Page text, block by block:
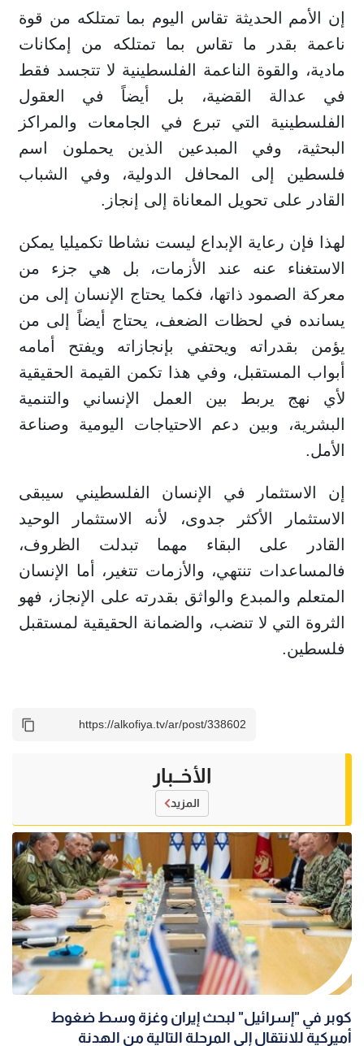
إن الأمم الحديثة تقاس اليوم بما تمتلكه من قوة
ناعمة بقدر ما تقاس بما تمتلكه من إمكانات
مادية، والقوة الناعمة الفلسطينية لا تتجسد فقط
في عدالة القضية، بل أيضاً في العقول
الفلسطينية التي تبرع في الجامعات والمراكز
البحثية، وفي المبدعين الذين يحملون اسم
فلسطين إلى المحافل الدولية، وفي الشباب
القادر على تحويل المعاناة إلى إنجاز.
لهذا فإن رعاية الإبداع ليست نشاطا تكميليا يمكن
الاستغناء عنه عند الأزمات، بل هي جزء من
معركة الصمود ذاتها، فكما يحتاج الإنسان إلى من
يسانده في لحظات الضعف، يحتاج أيضاً إلى من
يؤمن بقدراته ويحتفي بإنجازاته ويفتح أمامه
أبواب المستقبل، وفي هذا تكمن القيمة الحقيقية
لأي نهج يربط بين العمل الإنساني والتنمية
البشرية، وبين دعم الاحتياجات اليومية وصناعة
الأمل.
إن الاستثمار في الإنسان الفلسطيني سيبقى
الاستثمار الأكثر جدوى، لأنه الاستثمار الوحيد
القادر على البقاء مهما تبدلت الظروف،
فالمساعدات تنتهي، والأزمات تتغير، أما الإنسان
المتعلم والمبدع والواثق بقدرته على الإنجاز، فهو
الثروة التي لا تنضب، والضمانة الحقيقية لمستقبل
فلسطين.
الأخــبار
المزيد
كوبر في "إسرائيل" لبحث إيران وغزة وسط ضغوط
أميركية للانتقال إلى المرحلة التالية من الهدنة